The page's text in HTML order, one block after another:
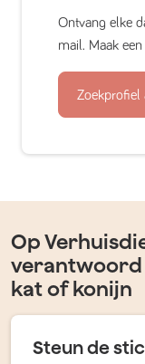
Ontvang elke
mail. Maak
Zoekprofiel
Op
verantwoord
kat of konijn
Steun de